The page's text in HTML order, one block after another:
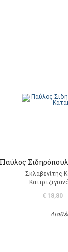
Παύλος
Σκλαβενίτης
€ 18,80